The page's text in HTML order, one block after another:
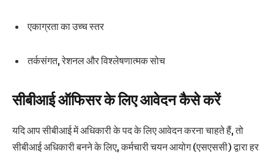
एकाग्रता का उच्च स्तर
तर्कसंगत, रेशनल और विश्लेषणात्मक सोच
सीबीआई ऑफिसर के लिए आवेदन कैसे करें
यदि आप सीबीआई में अधिकारी के पद के लिए आवेदन करना चाहते हैं, तो
सीबीआई अधिकारी बनने के लिए, कर्मचारी चयन आयोग (एसएससी) द्वारा हर